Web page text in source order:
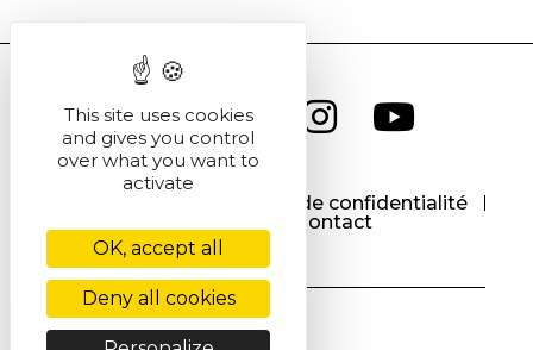
Politique de confidentialité
Contact
This site uses cookies
and gives you control
over what you want to
activate
OK, accept all
Deny all cookies